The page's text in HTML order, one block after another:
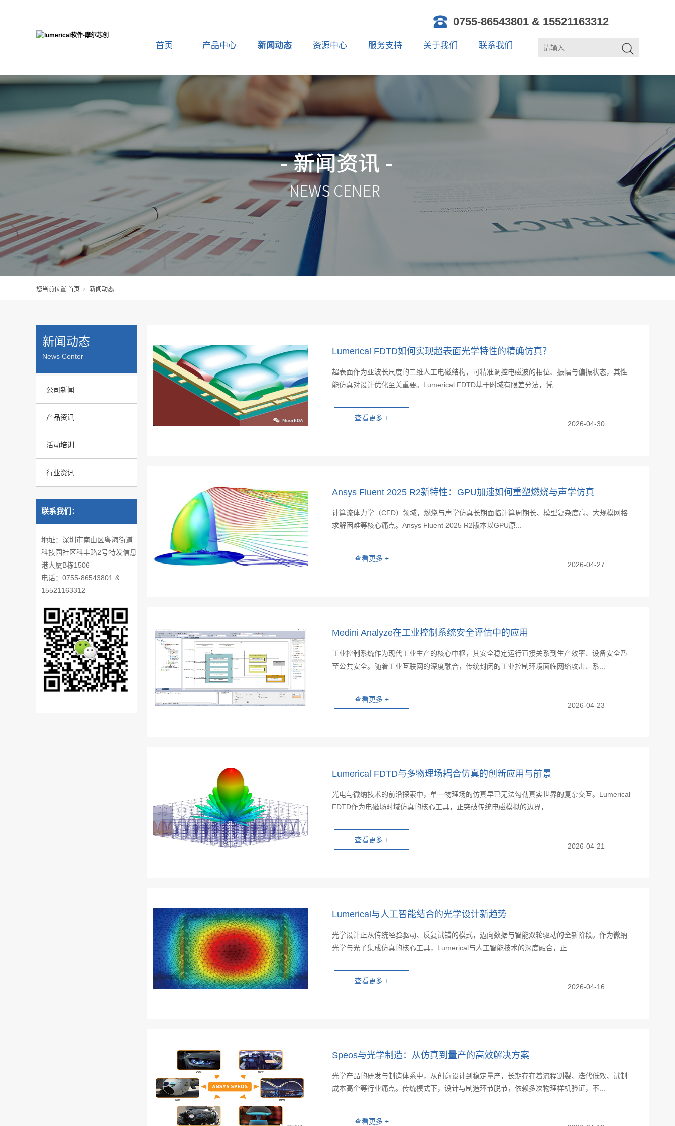
0755-86543801 & 15521163312
首页 产品中心 新闻动态 资源中心 服务支持 关于我们 联系我们
您当前位置:首页 新闻动态
新闻动态
News Center
公司新闻
产品资讯
活动培训
行业资讯
联系我们：
地址：深圳市南山区粤海街道
科技园社区科丰路2号特发信息
港大厦B栋1506
电话：0755-86543801 &
15521163312
Lumerical FDTD如何实现超表面光学特性的精确仿真？
超表面作为亚波长尺度的二维人工电磁结构，可精准调控电磁波的相位、振幅与偏振状态，其性
能仿真对设计优化至关重要。Lumerical FDTD基于时域有限差分法，凭...
2026-04-30
Ansys Fluent 2025 R2新特性：GPU加速如何重塑燃烧与声学仿真
计算流体力学（CFD）领域，燃烧与声学仿真长期面临计算周期长、模型复杂度高、大规模网格
求解困难等核心痛点。Ansys Fluent 2025 R2版本以GPU原...
2026-04-27
Medini Analyze在工业控制系统安全评估中的应用
工业控制系统作为现代工业生产的核心中枢，其安全稳定运行直接关系到生产效率、设备安全乃
至公共安全。随着工业互联网的深度融合，传统封闭的工业控制环境面临网络攻击、系...
2026-04-23
Lumerical FDTD与多物理场耦合仿真的创新应用与前景
光电与微纳技术的前沿探索中，单一物理场的仿真早已无法勾勒真实世界的复杂交互。Lumerical
FDTD作为电磁场时域仿真的核心工具，正突破传统电磁模拟的边界，...
2026-04-21
Lumerical与人工智能结合的光学设计新趋势
光学设计正从传统经验驱动、反复试错的模式，迈向数据与智能双轮驱动的全新阶段。作为微纳
光学与光子集成仿真的核心工具，Lumerical与人工智能技术的深度融合，正...
2026-04-16
Speos与光学制造：从仿真到量产的高效解决方案
光学产品的研发与制造体系中，从创意设计到稳定量产，长期存在着流程割裂、迭代低效、试制
成本高企等行业痛点。传统模式下，设计与制造环节脱节，依赖多次物理样机验证，不...